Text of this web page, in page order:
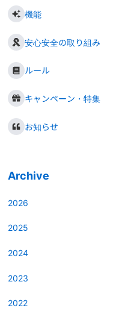
機能
安心安全の取り組み
ルール
キャンペーン・特集
お知らせ
Archive
2026
2025
2024
2023
2022